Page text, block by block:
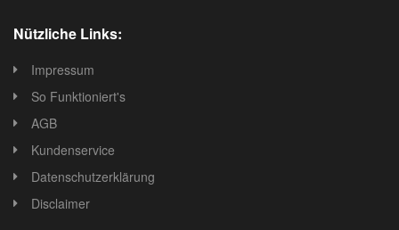
Nützliche Links:
Impressum
So Funktioniert's
AGB
Kundenservice
Datenschutzerklärung
Disclaimer